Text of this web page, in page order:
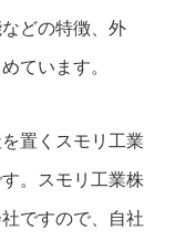
どの特徴、外
ています。
置くスモリ工業
。スモリ工業株
ですので、自社